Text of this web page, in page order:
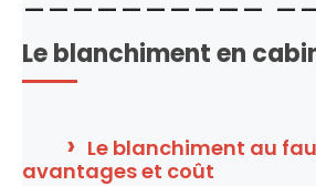
Le blanchiment en
Le blanchiment au
avantages et coût